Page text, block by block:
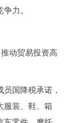
РУССКИЙ ЯЗЫК
力。
动贸易投资高
国降税承诺，
服装、鞋、箱